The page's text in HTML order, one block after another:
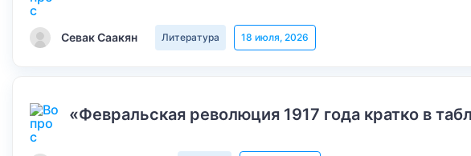
Севак Саакян Литература 18 июля, 2026
«Февральская революция 1917 года кратко в